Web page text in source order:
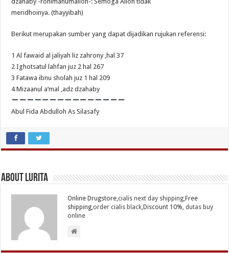
meridhoinya. (thayyibah)
Berikut merupakan sumber yang dapat dijadikan rujukan referensi:
1 Al fawaid al jaliyah liz zahrony ,hal 37
2 Ighotsatul lahfan juz 2 hal 267
3 Fatawa ibnu sholah juz 1 hal 209
4 Mizaanul a’mal ,adz dzahaby
Abul Fida Abdulloh As Silasafy
About Lurita
Online Drugstore,cialis next day shipping ,Free
shipping, order cialis black ,Discount 10%,dutas buy
online